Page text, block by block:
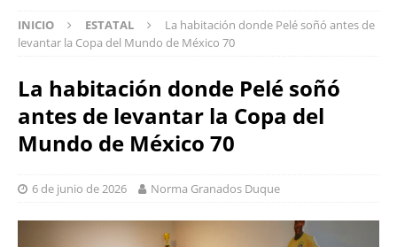
INICIO ESTATAL
La habitación donde Pelé soñó antes de
levantar la Copa del Mundo de México 70
La habitación donde Pelé soñó
antes de levantar la Copa del
Mundo de México 70
6 de junio de 2026 Norma Granados Duque